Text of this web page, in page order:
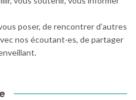
poser, de rencontrer d’autres
nos écoutant·es, de partager